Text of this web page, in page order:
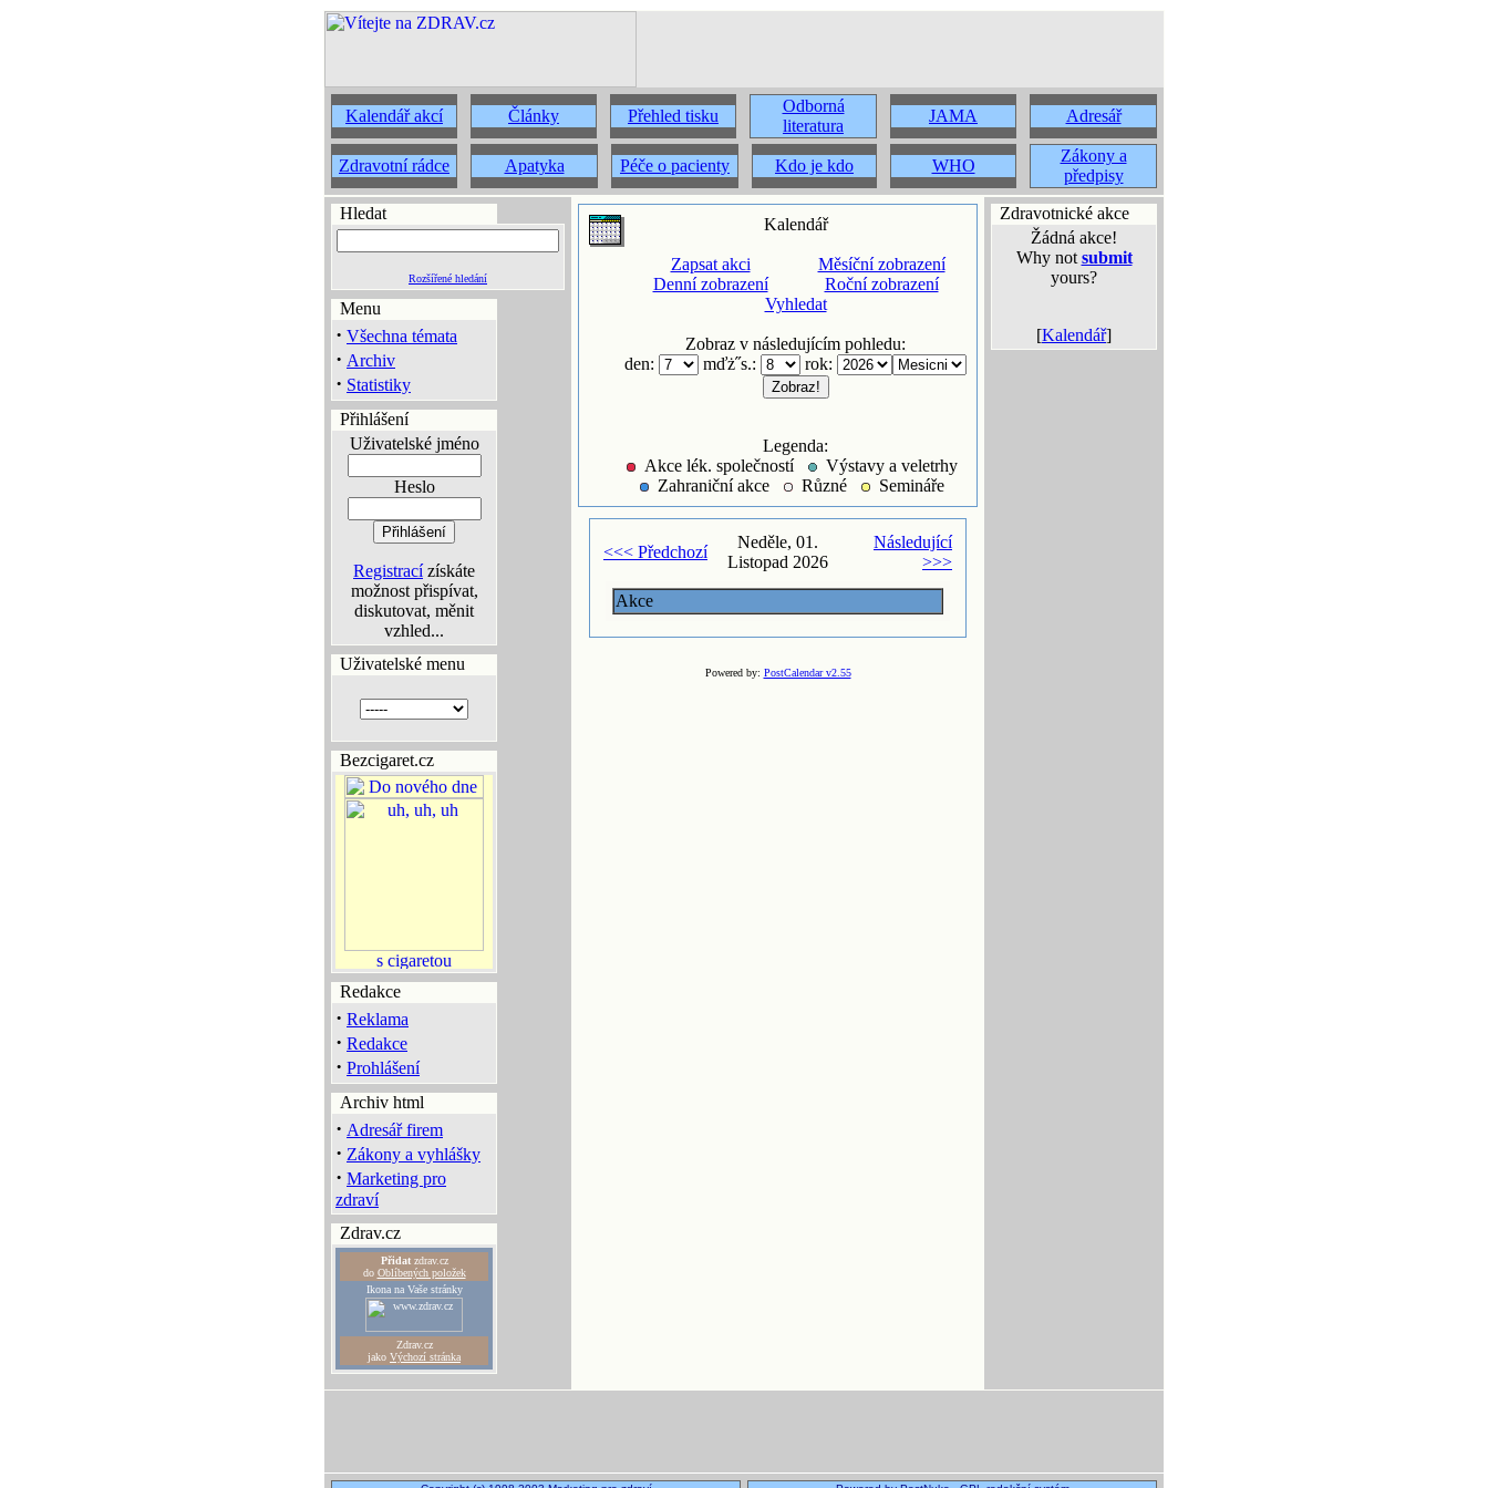
Kalendář akcí Články Přehled tisku
Odborná
literatura
JAMA Adresář
Zdravotní rádce Apatyka Péče o pacienty Kdo je kdo WHO
Zákony a
předpisy
Hledat
Rozšířené hledání
Menu
· Všechna témata
· Archiv
· Statistiky
Přihlášení
Uživatelské jméno
Heslo
Registracízískáte
možnost přispívat,
diskutovat, měnit
vzhled...
Uživatelské menu
Bezcigaret.cz
Redakce
· Reklama
· Redakce
· Prohlášení
Archiv html
· Adresář firem
· Zákony a vyhlášky
· Marketing pro
zdraví
Zdrav.cz
Přidatzdrav.cz
do Oblíbených položek
Ikona na Vaše stránky
Zdrav.cz
jako Výchozí stránka
Kalendář
Zapsat akci
Denní zobrazení
Měsíční zobrazení
Roční zobrazení
Vyhledat
Zobraz v následujícím pohledu:
den:
mďż˝s.: rok:
Legenda:
Akce lék. společností
Výstavy a veletrhy
Zahraniční akce
Různé Semináře
<<< Předchozí
Neděle, 01.
Listopad 2026
Následující
>>>
Akce
Powered by: PostCalendar v2.55
Zdravotnické akce
Žádná akce!
Why not submit
yours?
[Kalendář]